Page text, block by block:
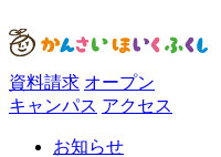
資料請求 オープン
キャンパス アクセス
お知らせ